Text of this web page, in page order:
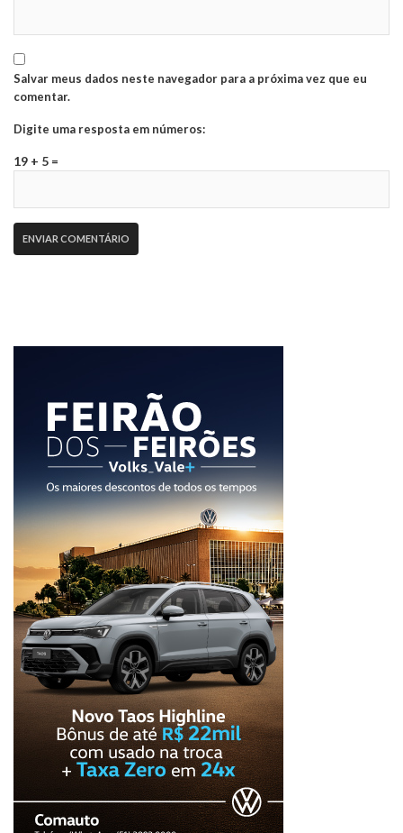
Salvar meus dados neste navegador para a próxima vez que eu
comentar.
Digite uma resposta em números:
19 + 5 =